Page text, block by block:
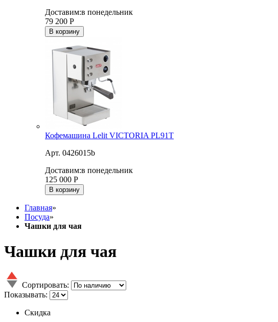
Доставим:в понедельник
79 200 Р
В корзину
Кофемашина Lelit VICTORIA PL91T
Арт. 0426015b
Доставим:в понедельник
125 000 Р
В корзину
Главная»
Посуда»
Чашки для чая
Чашки для чая
Сортировать:
Показывать:
Скидка